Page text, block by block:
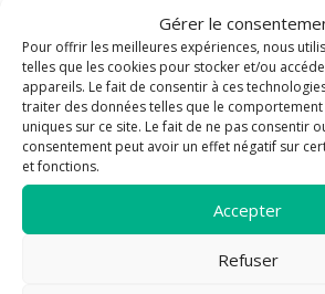
Gérer le
Pour offrir les meilleures expériences, nous
telles que les cookies pour stocker et/ou
appareils. Le fait de consentir à ces
traiter des données telles que le
uniques sur ce site. Le fait de ne pas consentir
consentement peut avoir un effet négatif sur
et fonctions.
Accepter
Refuser
La paroisse Saint
de France au
Notre paroisse fait partie du doyenné de
diocèse de Fréjus-Toulon. Elle est sous la